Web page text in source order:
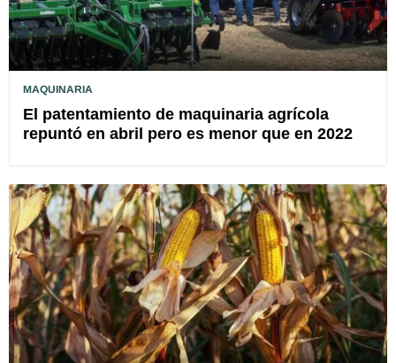
MAQUINARIA
El patentamiento de maquinaria agrícola
repuntó en abril pero es menor que en 2022